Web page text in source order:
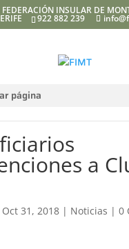
FEDERACIÓN INSULAR DE
922 882 239
página
a
Oct 31, 2018| Noticias | 0